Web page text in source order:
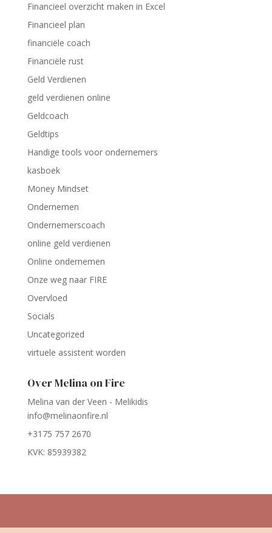
Financieel overzicht maken in Excel
Financieel plan
financiële coach
Financiële rust
Geld Verdienen
geld verdienen online
Geldcoach
Geldtips
Handige tools voor ondernemers
kasboek
Money Mindset
Ondernemen
Ondernemerscoach
online geld verdienen
Online ondernemen
Onze weg naar FIRE
Overvloed
Socials
Uncategorized
virtuele assistent worden
Over Melina on Fire
Melina van der Veen - Melikidis
info@melinaonfire.nl
+3175 757 2670
KVK: 85939382